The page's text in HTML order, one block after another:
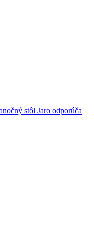
stôl Jaro odporúča